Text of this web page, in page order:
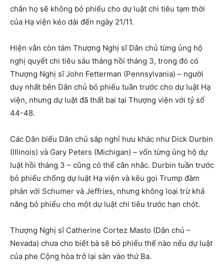
chắn họ sẽ không bỏ phiếu cho dự luật chi tiêu tạm thời
của Hạ viện kéo dài đến ngày 21/11.
Hiện vẫn còn tám Thượng Nghị sĩ Dân chủ từng ủng hộ
nghị quyết chi tiêu sáu tháng hồi tháng 3, trong đó có
Thượng Nghị sĩ John Fetterman (Pennsylvania) – người
duy nhất bên Dân chủ bỏ phiếu tuần trước cho dự luật Hạ
viện, nhưng dự luật đã thất bại tại Thượng viện với tỷ số
44-48.
Các Dân biểu Dân chủ sắp nghỉ hưu khác như Dick Durbin
(Illinois) và Gary Peters (Michigan) – vốn từng ủng hộ dự
luật hồi tháng 3 – cũng có thể cân nhắc. Durbin tuần trước
bỏ phiếu chống dự luật Hạ viện và kêu gọi Trump đàm
phán với Schumer và Jeffries, nhưng không loại trừ khả
năng bỏ phiếu cho một dự luật chi tiêu trước hạn chót.
Thượng Nghị sĩ Catherine Cortez Masto (Dân chủ –
Nevada) chưa cho biết bà sẽ bỏ phiếu thế nào nếu dự luật
của phe Cộng hòa trở lại sàn vào thứ Ba.